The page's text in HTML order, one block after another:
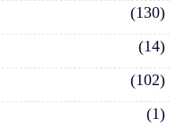
(130)
(14)
(102)
(1)